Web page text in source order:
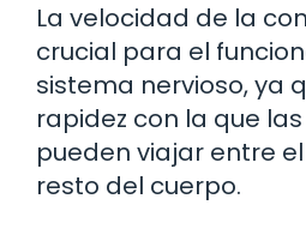
La velocidad de la
crucial para el
sistema nervioso, ya
rapidez con la que
pueden viajar entre
resto del cuerpo.